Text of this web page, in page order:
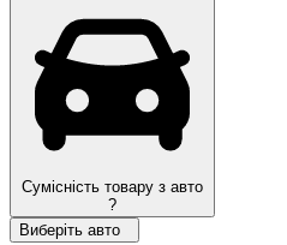
Сумісність товару з авто
?
Виберіть авто